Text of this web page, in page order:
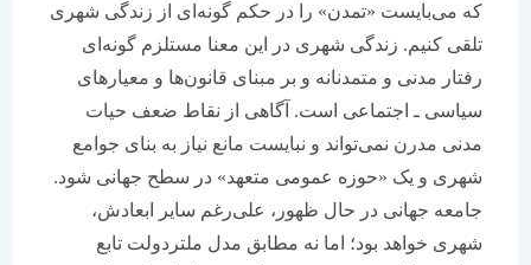
که می‌بایست «تمدن» را در حکم گونه‌ای از زندگی شهری
تلقی کنیم. زندگی شهری در این معنا مستلزم گونه‌ای
رفتار مدنی و متمدنانه و بر مبنای قانون‌ها و معیارهای
سیاسی ـ اجتماعی است. آگاهی از نقاط ضعف حیات
مدنی مدرن نمی‌تواند و نبایست مانع نیاز به بنای جوامع
شهری و یک «حوزه عمومی متعهد» در سطح جهانی شود.
جامعه جهانی در حال ظهور، علی‌رغم سایر ابعادش،
شهری خواهد بود؛ اما نه مطابق مدل ملتردولت تابع